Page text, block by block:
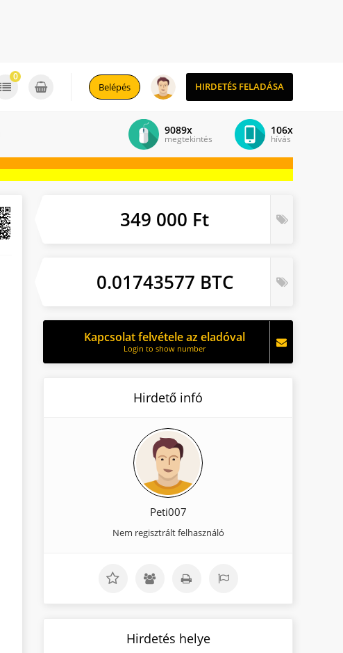
HIRDETÉS FELADÁSA
Belépés
0
106x
hívás
9089x
megtekintés
349 000 Ft
0.01743577 BTC
Kapcsolat felvétele az eladóval
Login to show number
Hirdető infó
Peti007
Nem regisztrált felhasználó
Hirdetés helye